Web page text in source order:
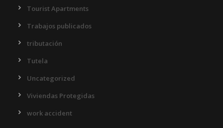
Tourist Apartments
Trabajos publicados
tributación
Tutela
Uncategorized
Viviendas Protegidas
work accident